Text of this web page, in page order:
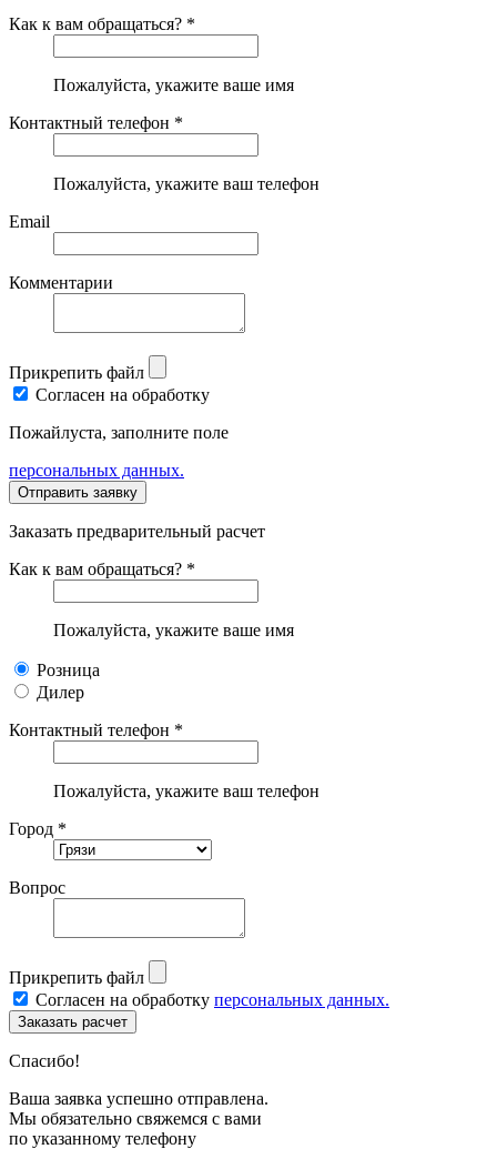
Как к вам обращаться? *
Пожалуйста, укажите ваше имя
Контактный телефон *
Пожалуйста, укажите ваш телефон
Email
Комментарии
Прикрепить файл
Согласен на обработку
Пожайлуста, заполните поле
персональных данных.
Заказать предварительный расчет
Как к вам обращаться? *
Пожалуйста, укажите ваше имя
Розница
Дилер
Контактный телефон *
Пожалуйста, укажите ваш телефон
Город *
Вопрос
Прикрепить файл
Согласен на обработку персональных данных.
Спасибо!
Ваша заявка успешно отправлена.
Мы обязательно свяжемся с вами
по указанному телефону